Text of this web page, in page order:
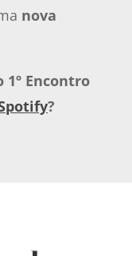
nova
Encontro
?